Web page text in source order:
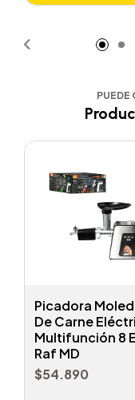
PUEDE
Picadora
De Carne
Multifunción 8
Raf MD
$54.890